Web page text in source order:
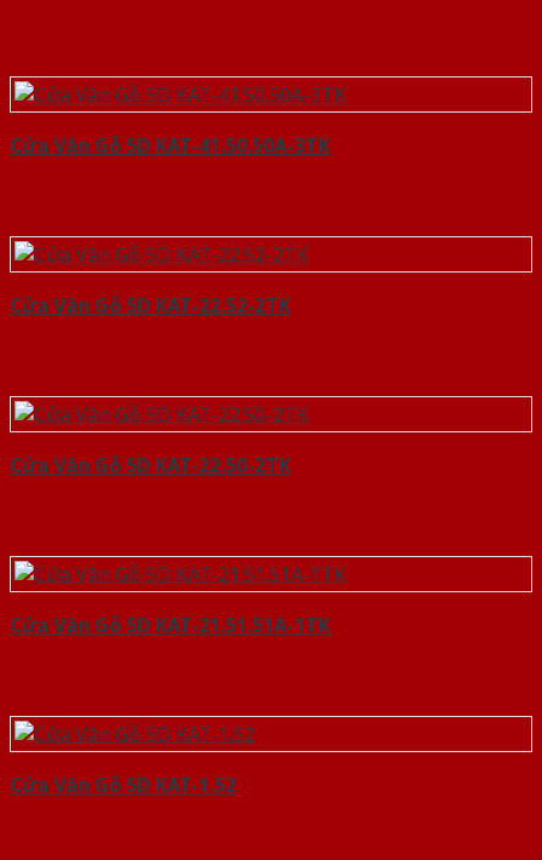
Cửa Vân Gỗ 5D KAT-41.50.50A-3TK
Cửa Vân Gỗ 5D KAT-22.52-2TK
Cửa Vân Gỗ 5D KAT-22.50-2TK
Cửa Vân Gỗ 5D KAT-21.51.51A-1TK
Cửa Vân Gỗ 5D KAT-1.52